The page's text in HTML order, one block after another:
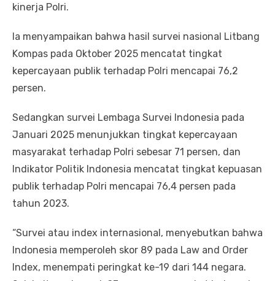
kinerja Polri.
Ia menyampaikan bahwa hasil survei nasional Litbang
Kompas pada Oktober 2025 mencatat tingkat
kepercayaan publik terhadap Polri mencapai 76,2
persen.
Sedangkan survei Lembaga Survei Indonesia pada
Januari 2025 menunjukkan tingkat kepercayaan
masyarakat terhadap Polri sebesar 71 persen, dan
Indikator Politik Indonesia mencatat tingkat kepuasan
publik terhadap Polri mencapai 76,4 persen pada
tahun 2023.
“Survei atau index internasional, menyebutkan bahwa
Indonesia memperoleh skor 89 pada Law and Order
Index, menempati peringkat ke-19 dari 144 negara.